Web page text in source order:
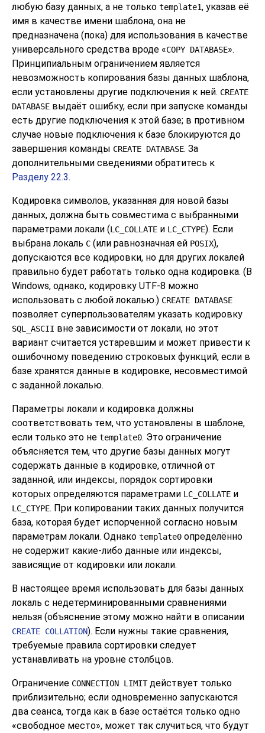
любую базу данных, а не только template1, указав её
имя в качестве имени шаблона, она не
предназначена (пока) для использования в качестве
универсального средства вроде «COPY DATABASE».
Принципиальным ограничением является
невозможность копирования базы данных шаблона,
если установлены другие подключения к ней. CREATE
DATABASE выдаёт ошибку, если при запуске команды
есть другие подключения к этой базе; в противном
случае новые подключения к базе блокируются до
завершения команды CREATE DATABASE. За
дополнительными сведениями обратитесь к
Разделу 22.3.
Кодировка символов, указанная для новой базы
данных, должна быть совместима с выбранными
параметрами локали (LC_COLLATE и LC_CTYPE). Если
выбрана локаль C (или равнозначная ей POSIX),
допускаются все кодировки, но для других локалей
правильно будет работать только одна кодировка. (В
Windows, однако, кодировку UTF-8 можно
использовать с любой локалью.) CREATE DATABASE
позволяет суперпользователям указать кодировку
SQL_ASCII вне зависимости от локали, но этот
вариант считается устаревшим и может привести к
ошибочному поведению строковых функций, если в
базе хранятся данные в кодировке, несовместимой
с заданной локалью.
Параметры локали и кодировка должны
соответствовать тем, что установлены в шаблоне,
если только это не template0. Это ограничение
объясняется тем, что другие базы данных могут
содержать данные в кодировке, отличной от
заданной, или индексы, порядок сортировки
которых определяются параметрами LC_COLLATE и
LC_CTYPE. При копировании таких данных получится
база, которая будет испорченной согласно новым
параметрам локали. Однако template0 определённо
не содержит какие-либо данные или индексы,
зависящие от кодировки или локали.
В настоящее время использовать для базы данных
локаль с недетерминированными сравнениями
нельзя (объяснение этому можно найти в описании
CREATE COLLATION). Если нужны такие сравнения,
требуемые правила сортировки следует
устанавливать на уровне столбцов.
Ограничение CONNECTION LIMITдействует только
приблизительно; если одновременно запускаются
два сеанса, тогда как в базе остаётся только одно
«свободное место», может так случиться, что будут